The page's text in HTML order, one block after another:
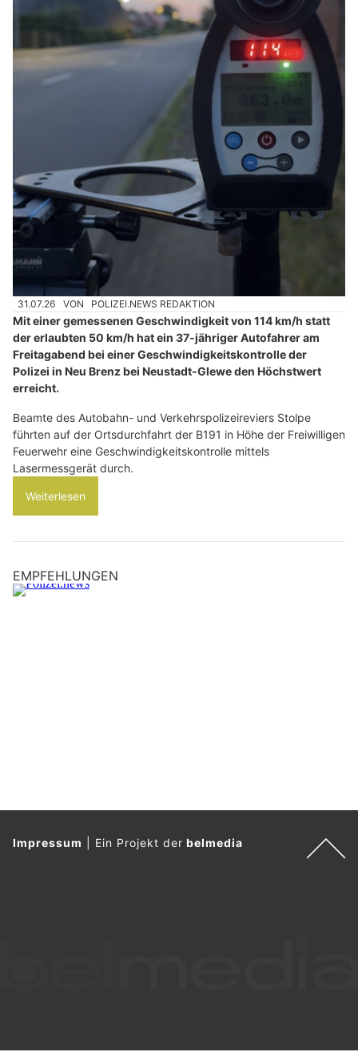
31.07.26 VON POLIZEI.NEWS REDAKTION
Mit einer gemessenen Geschwindigkeit von 114 km/h statt
der erlaubten 50 km/h hat ein 37-jähriger Autofahrer am
Freitagabend bei einer Geschwindigkeitskontrolle der
Polizei in Neu Brenz bei Neustadt-Glewe den Höchstwert
erreicht.
Beamte des Autobahn- und Verkehrspolizeireviers Stolpe
führten auf der Ortsdurchfahrt der B191 in Höhe der Freiwilligen
Feuerwehr eine Geschwindigkeitskontrolle mittels
Lasermessgerät durch.
Weiterlesen
EMPFEHLUNGEN
Impressum Ein Projekt derbelmedia